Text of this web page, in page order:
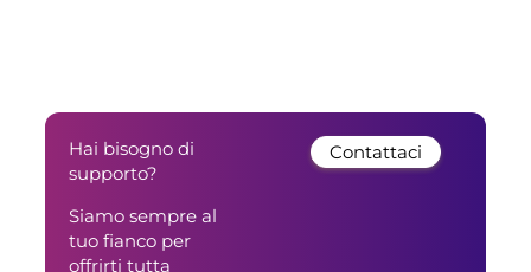
Hai bisogno di
supporto?
Siamo sempre al
tuo fianco per
offrirti tutta
Contattaci